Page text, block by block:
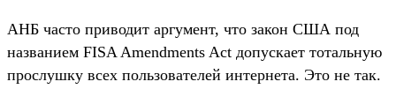
АНБ часто приводит аргумент, что закон США под
названием FISA Amendments Act допускает тотальную
прослушку всех пользователей интернета. Это не так.